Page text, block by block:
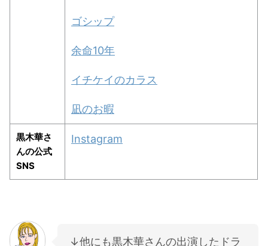
ゴシップ
余命10年
イチケイのカラス
凪のお暇
黒木華さ
んの公式
SNS
Instagram
↓他にも黒木華さんの出演したドラ